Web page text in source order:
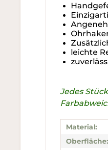
leichte
Jedes
Material:
Oberfläche: